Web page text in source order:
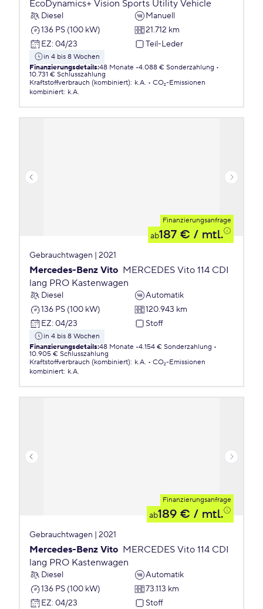
EcoDynamics+ Vision Sports Utility Vehicle
Diesel
Manuell
136 PS (100 kW)
21.712 km
EZ: 04/23 Teil-Leder
in 4 bis 8 Wochen
Finanzierungsdetails:48 Monate 4.088 € Sonderzahlung
10.731 € Schlusszahlung
Kraftstoffverbrauch (kombiniert): k.A.
CO₂-Emissionen
kombiniert: k.A.
Finanzierungsanfrage
ab187 € / mtl.
Gebrauchtwagen | 2021
Mercedes-Benz Vito MERCEDES Vito 114 CDI
lang PRO Kastenwagen
Diesel
Automatik
136 PS (100 kW)
120.943 km
EZ: 04/23 Stoff
in 4 bis 8 Wochen
Finanzierungsdetails:48 Monate 4.154 € Sonderzahlung
10.905 € Schlusszahlung
Kraftstoffverbrauch (kombiniert): k.A.
CO₂-Emissionen
kombiniert: k.A.
Finanzierungsanfrage
ab189 € / mtl.
Gebrauchtwagen | 2021
Mercedes-Benz Vito MERCEDES Vito 114 CDI
lang PRO Kastenwagen
Diesel
Automatik
136 PS (100 kW)
73.113 km
EZ: 04/23 Stoff